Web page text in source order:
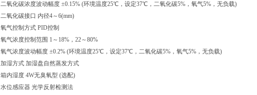
二氧化碳浓度波动幅度 ±0.15% (环境温度25℃，设定37℃，二氧化碳5%，氧气5%，无负载)
二氧化碳接口 内径4～6(mm)
氧气控制方式 PID控制
氧气浓度控制范围 1～18%，22～80%
氧气浓度波动幅度 ±0.2% (环境温度25℃，设定37℃，二氧化碳5%，氧气5%，无负载)
加湿方式 加湿盘自然蒸发方式
箱内湿度 4W无臭氧型 (选配)
水位感应器 光学反射检测法